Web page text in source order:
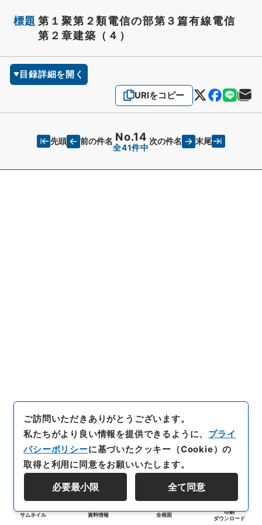
標題 第１聚第２類電信の部第３篇有線電信
第２章建築（４）
目録詳細を開く
URIをコピー
先頭 前の件名 No.14
全41件中
次の件名 末尾
サムネイル 資料情報 全画面
印刷
ダウンロード
ご訪問いただきありがとうございます。
私たちがより良い情報を提供できるように、 プライ
バシーポリシーに基づいたクッキー（Cookie）の
取得と利用に同意をお願いいたします。
必要最小限 全て同意